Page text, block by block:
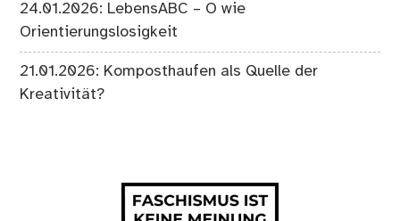
24.01.2026: LebensABC – O wie
Orientierungslosigkeit
21.01.2026: Komposthaufen als Quelle der
Kreativität?